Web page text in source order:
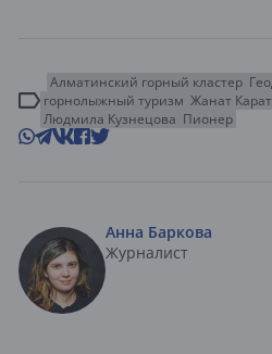
Алматинский горный кластер
горнолыжный туризм Жанат
Людмила Кузнецова Пионер
Анна Баркова
Журналист